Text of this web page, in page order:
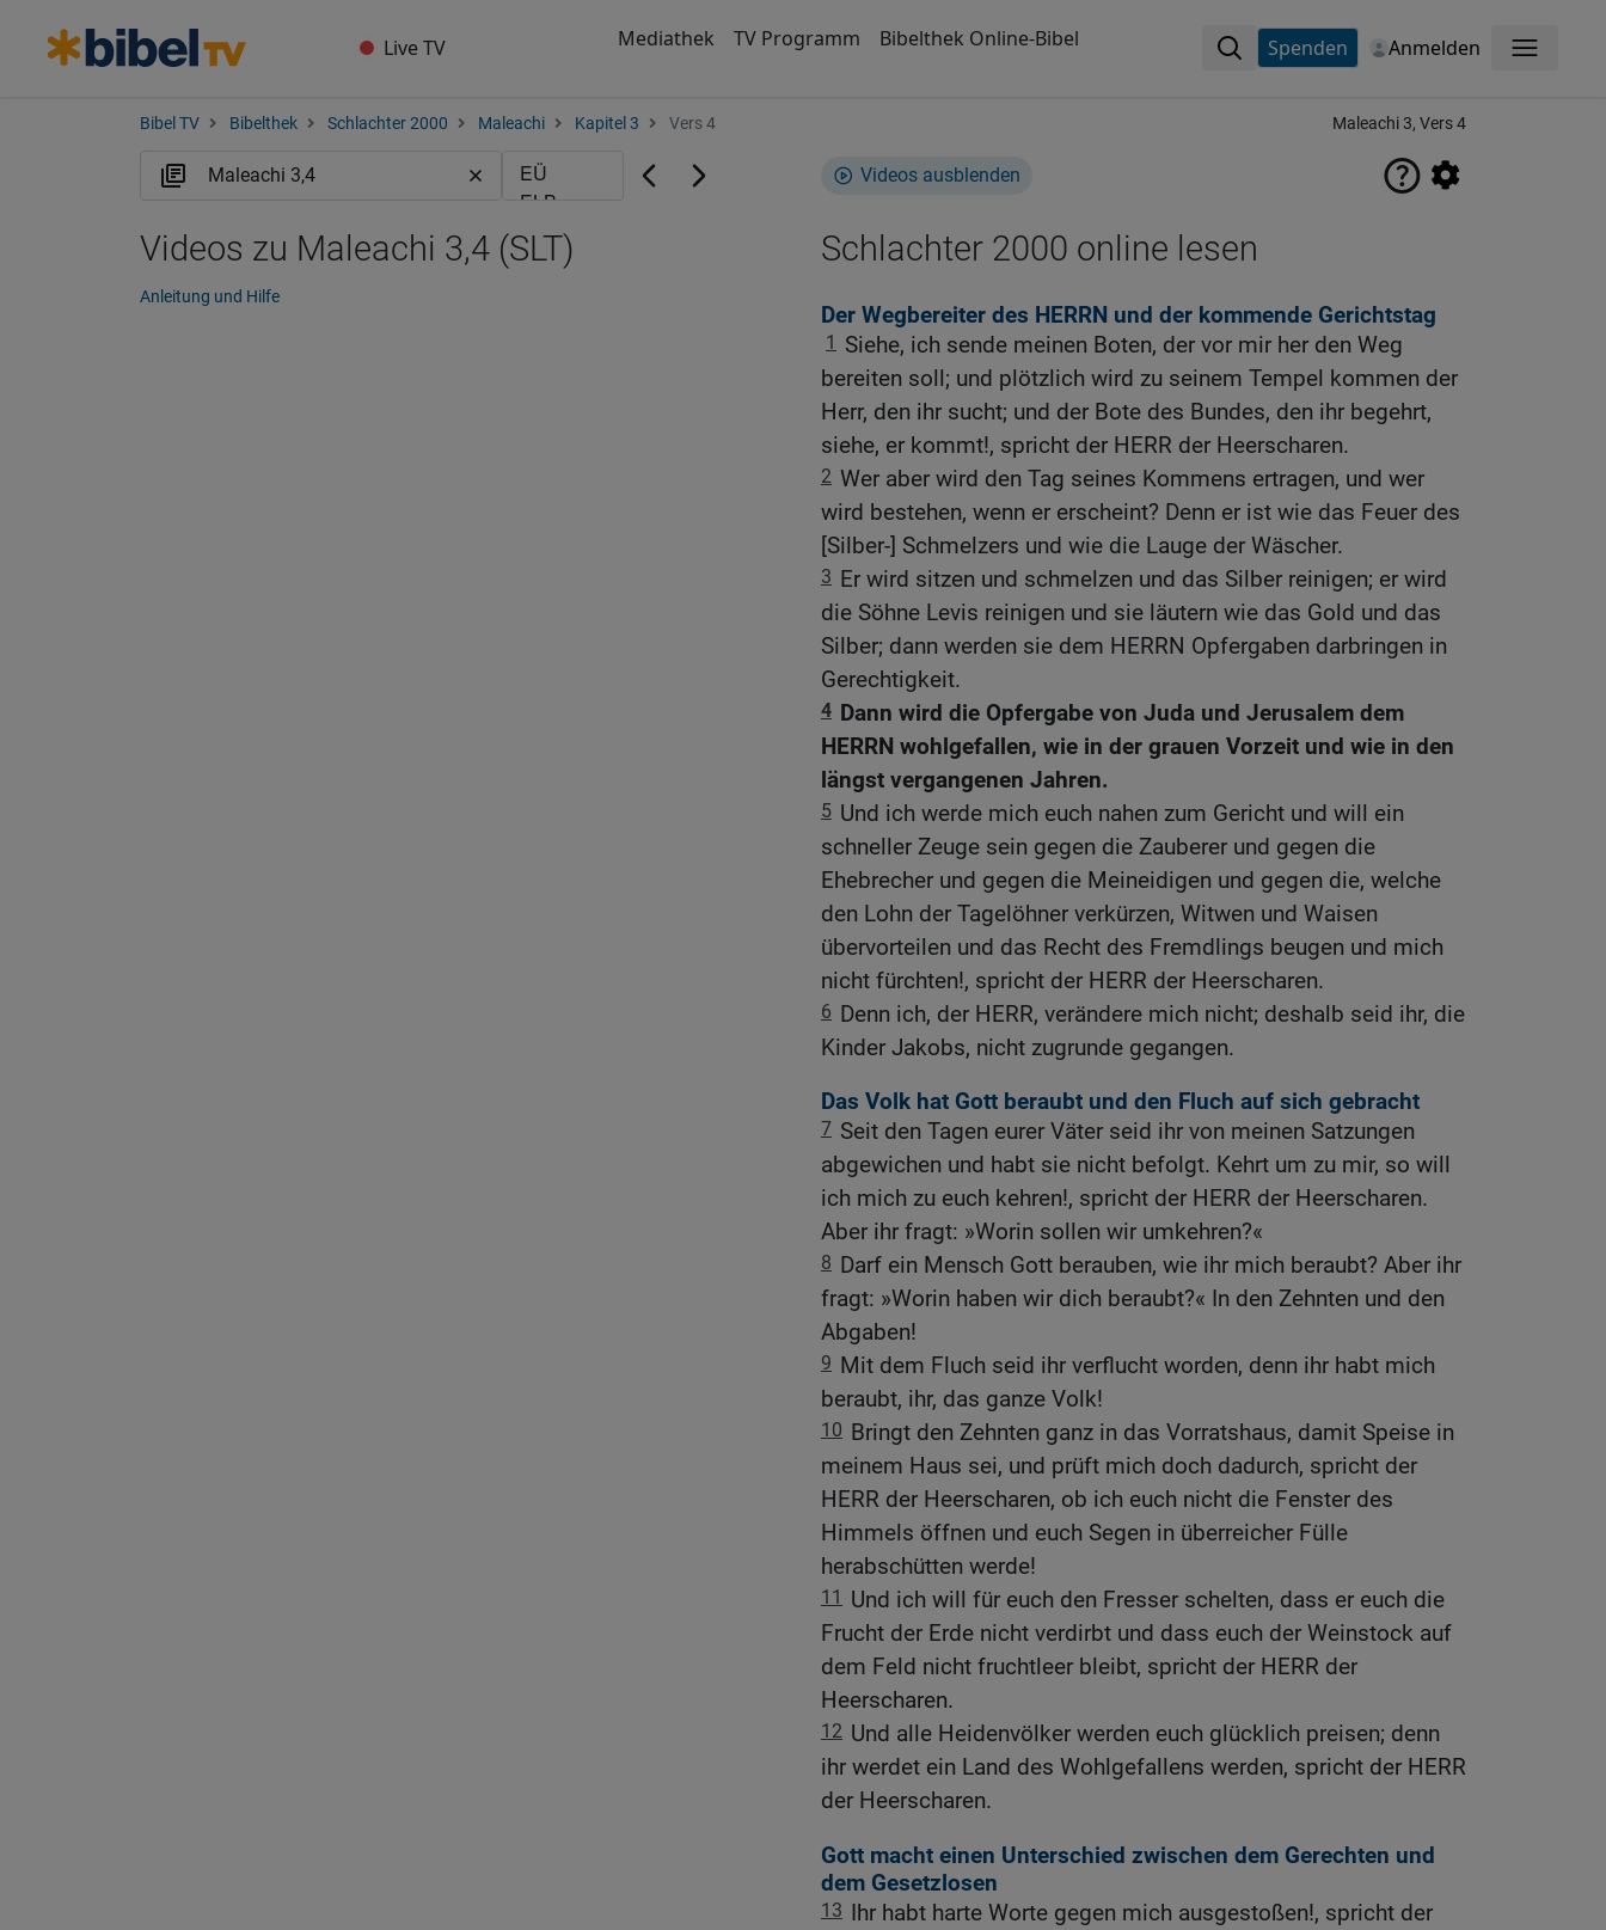
Live TV Mediathek TV Programm Bibelthek Online-Bibel Spenden Anmelden Menü
Bibel TV Bibelthek Schlachter 2000 Maleachi Kapitel 3 Vers 4 Maleachi 3, Vers 4
Videos ausblenden
Schlachter 2000 online lesen
Der Wegbereiter des HERRN und der kommende Gerichtstag
1
Siehe, ich sende meinen Boten, der vor mir her den Weg
bereiten soll; und plötzlich wird zu seinem Tempel kommen der
Herr, den ihr sucht; und der Bote des Bundes, den ihr begehrt,
siehe, er kommt!, spricht der HERR der Heerscharen.
2 Wer aber wird den Tag seines Kommens ertragen, und wer
wird bestehen, wenn er erscheint? Denn er ist wie das Feuer des
[Silber-] Schmelzers und wie die Lauge der Wäscher.
3 Er wird sitzen und schmelzen und das Silber reinigen; er wird
die Söhne Levis reinigen und sie läutern wie das Gold und das
Silber; dann werden sie dem HERRN Opfergaben darbringen in
Gerechtigkeit.
4 Dann wird die Opfergabe von Juda und Jerusalem dem
HERRN wohlgefallen, wie in der grauen Vorzeit und wie in den
längst vergangenen Jahren.
5 Und ich werde mich euch nahen zum Gericht und will ein
schneller Zeuge sein gegen die Zauberer und gegen die
Ehebrecher und gegen die Meineidigen und gegen die, welche
den Lohn der Tagelöhner verkürzen, Witwen und Waisen
übervorteilen und das Recht des Fremdlings beugen und mich
nicht fürchten!, spricht der HERR der Heerscharen.
6 Denn ich, der HERR, verändere mich nicht; deshalb seid ihr, die
Kinder Jakobs, nicht zugrunde gegangen.
Das Volk hat Gott beraubt und den Fluch auf sich gebracht
7 Seit den Tagen eurer Väter seid ihr von meinen Satzungen
abgewichen und habt sie nicht befolgt. Kehrt um zu mir, so will
ich mich zu euch kehren!, spricht der HERR der Heerscharen.
Aber ihr fragt: »Worin sollen wir umkehren?«
8 Darf ein Mensch Gott berauben, wie ihr mich beraubt? Aber ihr
fragt: »Worin haben wir dich beraubt?« In den Zehnten und den
Abgaben!
9 Mit dem Fluch seid ihr verflucht worden, denn ihr habt mich
beraubt, ihr, das ganze Volk!
10 Bringt den Zehnten ganz in das Vorratshaus, damit Speise in
meinem Haus sei, und prüft mich doch dadurch, spricht der
HERR der Heerscharen, ob ich euch nicht die Fenster des
Himmels öffnen und euch Segen in überreicher Fülle
herabschütten werde!
11
Und ich will für euch den Fresser schelten, dass er euch die
Frucht der Erde nicht verdirbt und dass euch der Weinstock auf
dem Feld nicht fruchtleer bleibt, spricht der HERR der
Heerscharen.
12 Und alle Heidenvölker werden euch glücklich preisen; denn
ihr werdet ein Land des Wohlgefallens werden, spricht der HERR
der Heerscharen.
Gott macht einen Unterschied zwischen dem Gerechten und
dem Gesetzlosen
13 Ihr habt harte Worte gegen mich ausgestoßen!, spricht der
Videos zu Maleachi 3,4 (SLT)
Anleitung und Hilfe